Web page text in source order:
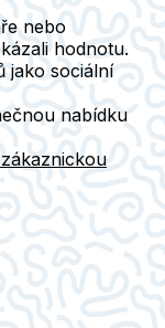
nebo
hodnotu.
jako sociální
nabídku